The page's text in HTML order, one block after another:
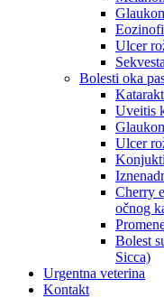
Ulcer
Bolesti oka
Uveitis
Ulcer
Cherry
očnog
Bolest
Sicca)
Urgentna veterina
Kontakt